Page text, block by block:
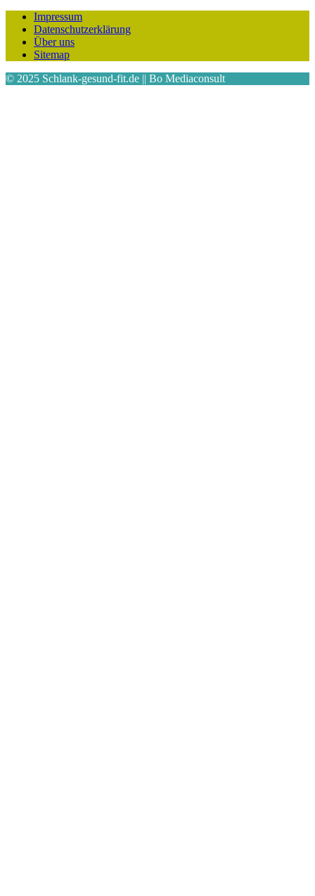
Impressum
Datenschutzerklärung
Über uns
Sitemap
© 2025 Schlank-gesund-fit.de || Bo Mediaconsult